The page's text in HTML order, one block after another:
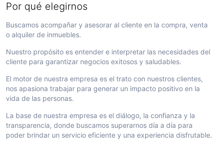
Por qué elegirnos
Buscamos acompañar y asesorar al cliente en la compra, venta
o alquiler de inmuebles.
Nuestro propósito es entender e interpretar las necesidades del
cliente para garantizar negocios exitosos y saludables.
El motor de nuestra empresa es el trato con nuestros clientes,
nos apasiona trabajar para generar un impacto positivo en la
vida de las personas.
La base de nuestra empresa es el diálogo, la confianza y la
transparencia, donde buscamos superarnos día a día para
poder brindar un servicio eficiente y una experiencia disfrutable.